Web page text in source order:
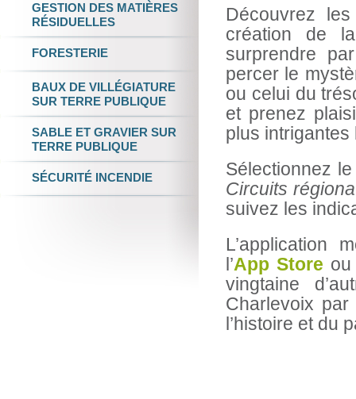
Découvrez
création de
surprendre
percer le
ou celui du
et prenez
plus
Sélectionnez
Circuits
suivez les
L’application
l’App Store
vingtaine
Charlevoix
l’histoire et du
GESTION DES MATIÈRES
RÉSIDUELLES
FORESTERIE
BAUX DE VILLÉGIATURE
SUR TERRE PUBLIQUE
SABLE ET GRAVIER SUR
TERRE PUBLIQUE
SÉCURITÉ INCENDIE